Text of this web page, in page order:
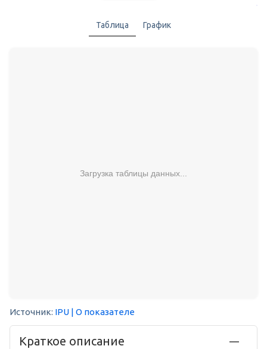
Таблица График
Загрузка таблицы данных...
Источник: IPU | О показателе
Краткое описание